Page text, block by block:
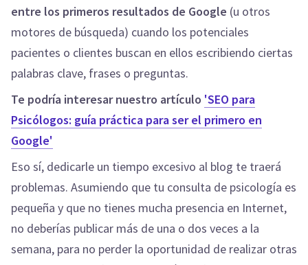
entre los primeros resultados de Google (u otros
motores de búsqueda) cuando los potenciales
pacientes o clientes buscan en ellos escribiendo ciertas
palabras clave, frases o preguntas.
Te podría interesar nuestro artículo 'SEO para
Psicólogos: guía práctica para ser el primero en
Google'
Eso sí, dedicarle un tiempo excesivo al blog te traerá
problemas. Asumiendo que tu consulta de psicología es
pequeña y que no tienes mucha presencia en Internet,
no deberías publicar más de una o dos veces a la
semana, para no perder la oportunidad de realizar otras